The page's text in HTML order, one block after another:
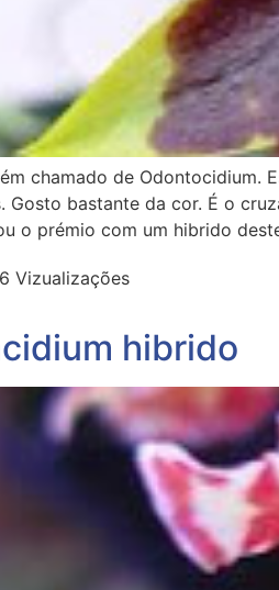
chamado de Odontocidium.
Gosto bastante da cor. É o
o prémio com um hibrido
Vizualizações
hibrido